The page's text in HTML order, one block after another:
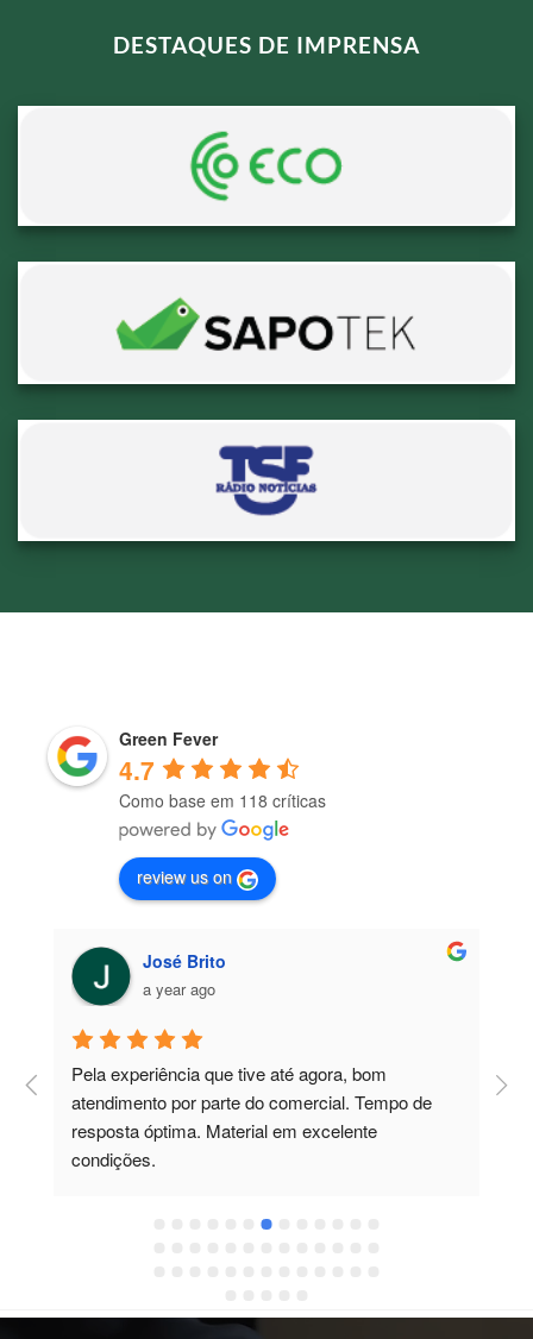
DESTAQUES DE IMPRENSA
Green Fever
4.7
Como base em 118 críticas
review us on
José Brito
a year ago
Pela experiência que tive até agora, bom
atendimento por parte do comercial. Tempo de
resposta óptima. Material em excelente
condições.